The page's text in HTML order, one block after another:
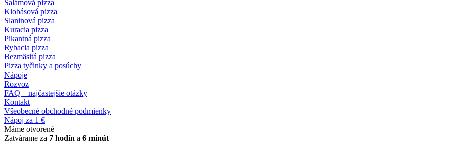
Salámová pizza
Klobásová pizza
Slaninová pizza
Kuracia pizza
Pikantná pizza
Rybacia pizza
Bezmäsitá pizza
Pizza tyčinky a posúchy
Nápoje
Rozvoz
FAQ – najčastejšie otázky
Kontakt
Všeobecné obchodné podmienky
Nápoj za 1 €
Máme otvorené
Zatvárame za 7 hodín a 6 minút